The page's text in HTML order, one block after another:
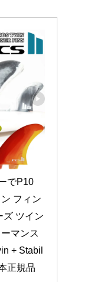
でP10
フィン
ズ ツイン
マンス
+ Stabil
正規品